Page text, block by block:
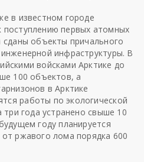
в известном городе
поступлению первых атомных
сданы объекты причального
инфраструктуры. В
войсками Арктике до
100 объектов, а
в Арктике
работы по экологической
три года устранено свыше 10
году планируется
ржавого лома порядка 600